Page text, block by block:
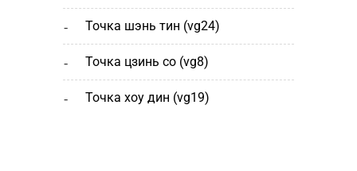
точка шэнь тин (vg24)
точка цзинь со (vg8)
точка хоу дин (vg19)